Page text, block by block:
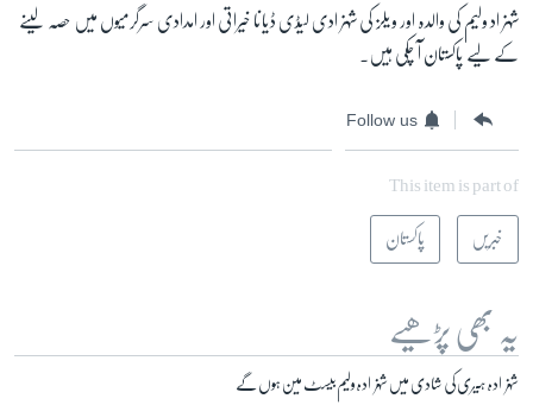
شہزاد ولیم کی والدہ اور ویلز کی شہزادی لیڈی ڈیانا خیراتی اور امدادی سرگرمیوں میں حصہ لینے
کے لیے پاکستان آ چکی ہیں۔
Follow us
This item is part of
خبریں پاکستان
یہ بھی پڑھیے
شہزادہ ہیری کی شادی میں شہزادہ ولیم بیسٹ مین ہوں گے